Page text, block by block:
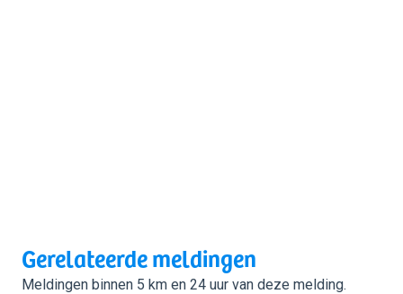
Gerelateerde meldingen
Meldingen binnen 5 km en 24 uur van deze melding.